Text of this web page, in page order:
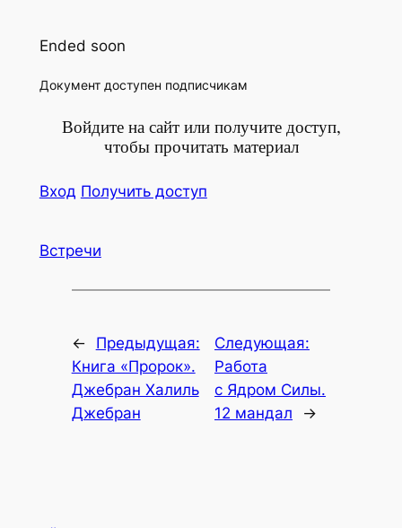
Ended soon
Доку­мент досту­пен подписчикам
Войдите на сайт или получите доступ,
чтобы прочитать материал
Вход Полу­чить доступ
Встречи
←
Предыдущая:
Книга «Пророк».
Джебран Халиль
Джебран
Следующая:
Работа
с Ядром Силы.
12 мандал
→